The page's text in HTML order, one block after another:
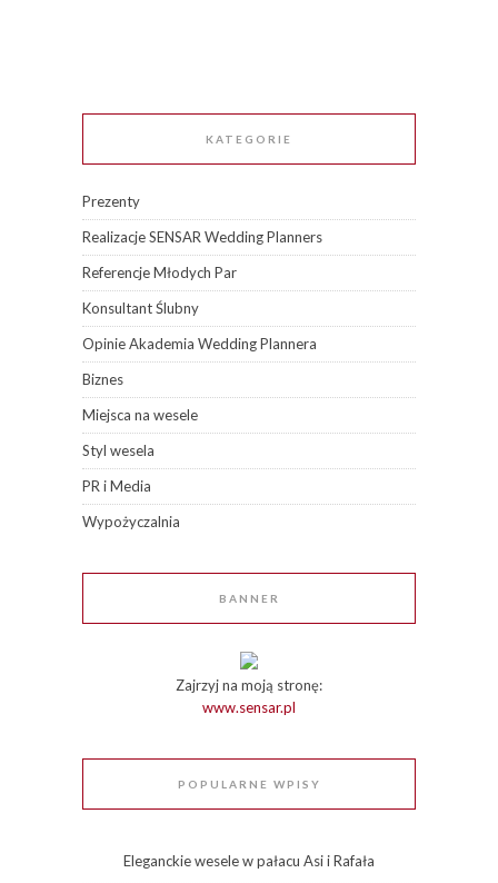
KATEGORIE
Prezenty
Realizacje SENSAR Wedding Planners
Referencje Młodych Par
Konsultant Ślubny
Opinie Akademia Wedding Plannera
Biznes
Miejsca na wesele
Styl wesela
PR i Media
Wypożyczalnia
BANNER
Zajrzyj na moją stronę:
www.sensar.pl
POPULARNE WPISY
Eleganckie wesele w pałacu Asi i Rafała